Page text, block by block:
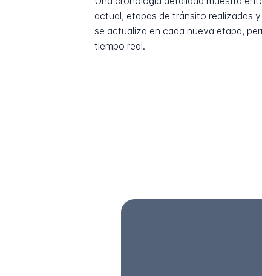
actual, etapas de tránsito realizadas
se actualiza en cada nueva etapa,
tiempo real.